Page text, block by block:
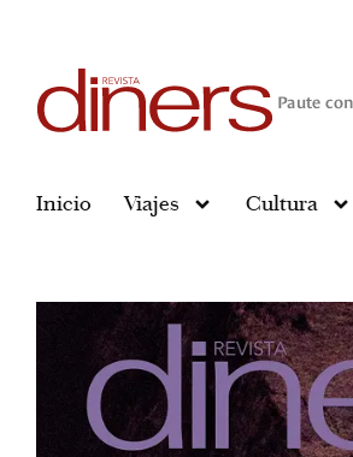
Paute
Inicio Viajes Cultura